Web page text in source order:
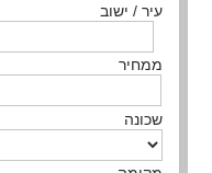
עיר / ישוב
ממחיר
שכונה